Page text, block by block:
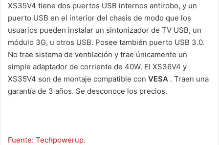
XS35V4 tiene dos puertos USB internos antirobo, y un
puerto USB en el interior del chasis de modo que los
usuarios pueden instalar un sintonizador de TV USB, un
módulo 3G, u otros USB. Posee también puerto USB 3.0.
No trae sistema de ventilación y trae únicamente un
simple adaptador de corriente de 40W. El XS36V4 y
XS35V4 son de montaje compatible con VESA . Traen una
garantía de 3 años. Se desconoce los precios.
Fuente: Techpowerup.